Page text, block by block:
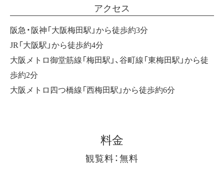
アクセス
阪急・阪神「大阪梅田駅」から徒歩約3分
JR「大阪駅」から徒歩約4分
大阪メトロ御堂筋線「梅田駅」、谷町線「東梅田駅」から徒
歩約2分
大阪メトロ四つ橋線「西梅田駅」から徒歩約6分
料金
観覧料：無料